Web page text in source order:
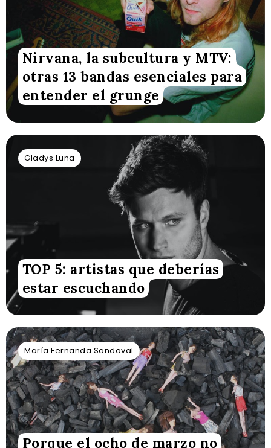
Nirvana, la subcultura y MTV:
otras 13 bandas esenciales para
entender el grunge
Gladys Luna
TOP 5: artistas que deberías
estar escuchando
María Fernanda Sandoval
Porque el ocho de marzo no